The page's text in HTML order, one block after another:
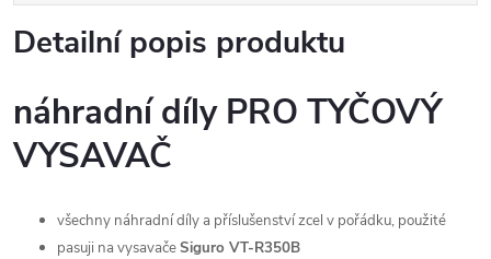
Detailní popis produktu
náhradní díly PRO TYČOVÝ
VYSAVAČ
všechny náhradní díly a příslušenství zcel v pořádku, použité
pasuji na vysavačeSiguro VT-R350B